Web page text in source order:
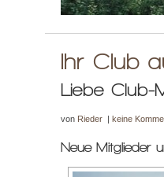
Ihr Club
Liebe Club-
von Rieder| keine
Neue Mitglieder